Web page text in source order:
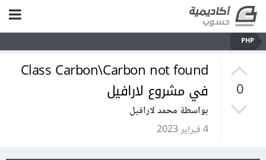
PHP
0
Class Carbon\Carbon not found
في مشروع لارافيل
بواسطة محمد لارافيل
4 فبراير 2023